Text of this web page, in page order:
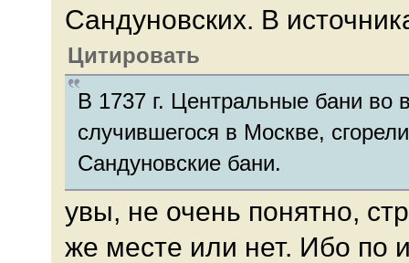
Сандуновских. В
Цитировать
В 1737 г. Центральные бани во
случившегося в Москве,
Сандуновские бани.
увы, не очень понятно,
же месте или нет. Ибо по